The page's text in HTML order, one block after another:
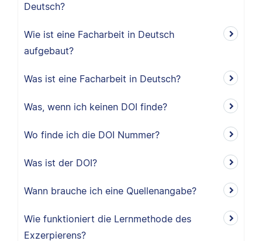
Deutsch?
Wie ist eine Facharbeit in Deutsch
aufgebaut?
Was ist eine Facharbeit in Deutsch?
Was, wenn ich keinen DOI finde?
Wo finde ich die DOI Nummer?
Was ist der DOI?
Wann brauche ich eine Quellenangabe?
Wie funktioniert die Lernmethode des
Exzerpierens?